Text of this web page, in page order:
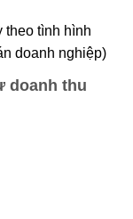
theo tình hình
doanh nghiệp)
doanh thu